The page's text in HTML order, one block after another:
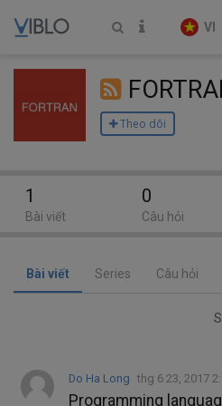
VI
Theo dõi
Bài viết Series Câu hỏi
Do Ha Long thg 6 23, 2017
Programming
1
Bài viết
0
Câu hỏi